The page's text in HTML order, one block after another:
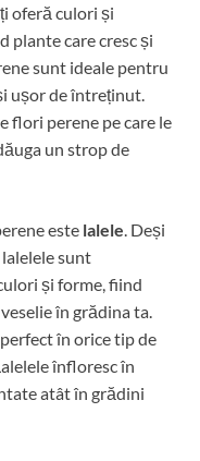
oferă culori și
plante care cresc și
sunt ideale pentru
ușor de întreținut.
flori perene pe care le
un strop de
este lalele . Deși
sunt
și forme, fiind
în grădina ta.
în orice tip de
înfloresc în
atât în grădini